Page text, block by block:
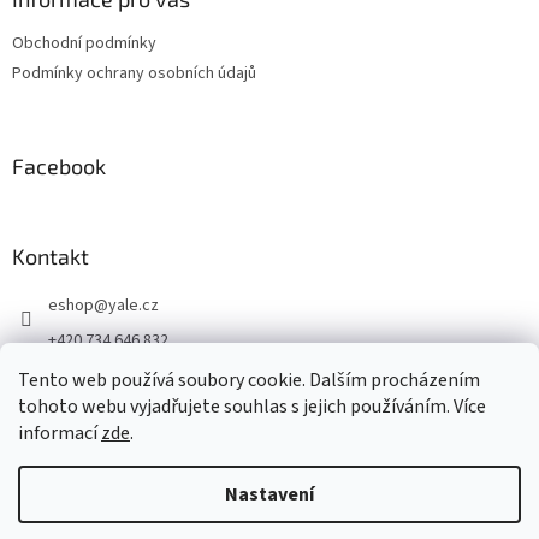
Tento web používá soubory cookie. Dalším procházením
tohoto webu vyjadřujete souhlas s jejich používáním. Více
informacízde.
Nastavení
Obchodní podmínky
Podmínky ochrany osobních údajů
Facebook
Kontakt
eshop@yale.cz
+420 734 646 832
+420 734 646 832
Připojte se k nám
Vytvořil Shoptet